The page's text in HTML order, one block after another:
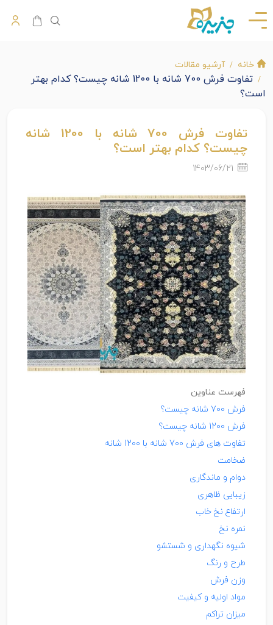
خانه آرشیو مقالات
تفاوت فرش 700 شانه با 1200 شانه چیست؟ کدام بهتر
است؟
تفاوت فرش 700 شانه با 1200 شانه
چیست؟ کدام بهتر است؟
1403/06/21
فهرست عناوین
فرش 700 شانه چیست؟
فرش 1200 شانه چیست؟
تفاوت های فرش 700 شانه با 1200 شانه
ضخامت
دوام و ماندگاری
زیبایی ظاهری
ارتفاع نخ خاب
نمره نخ
شیوه نگهداری و شستشو
طرح و رنگ
وزن فرش
مواد اولیه و کیفیت
میزان تراکم